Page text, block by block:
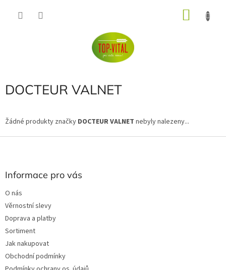
DOCTEUR VALNET
Žádné produkty značky DOCTEUR VALNET nebyly nalezeny...
Informace pro vás
O nás
Věrnostní slevy
Doprava a platby
Sortiment
Jak nakupovat
Obchodní podmínky